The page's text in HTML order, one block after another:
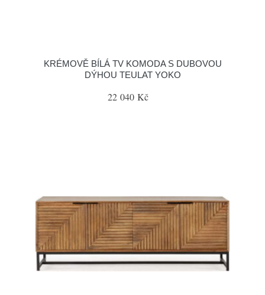
KRÉMOVĚ BÍLÁ TV KOMODA S DUBOVOU
DÝHOU TEULAT YOKO
22 040 Kč